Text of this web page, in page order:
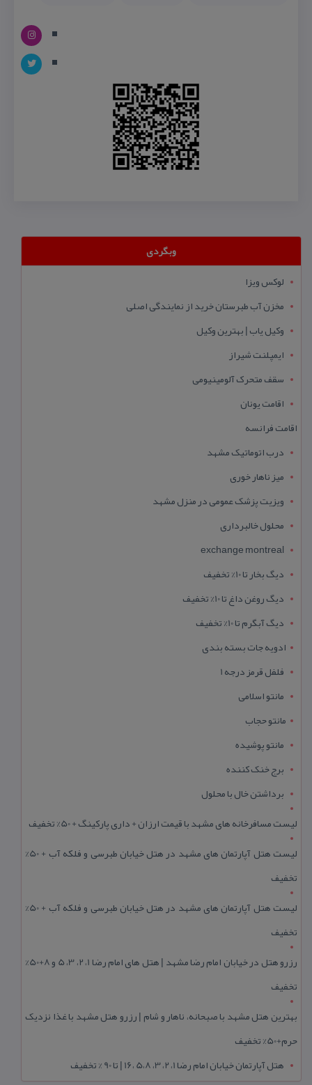
وبگردی
لوکس ویزا
مخزن آب طبرستان خرید از نمایندگی اصلی
وکیل یاب | بهترین وکیل
ایمپلنت شیراز
سقف متحرک آلومینیومی
اقامت یونان
اقامت فرانسه
درب اتوماتیک مشهد
میز ناهار خوری
ویزیت پزشک عمومی در منزل مشهد
محلول خالبرداری
exchange montreal
دیگ بخار تا 10% تخفیف
دیگ روغن داغ تا 10% تخفیف
دیگ آبگرم تا 10% تخفیف
ادویه جات بسته بندی
فلفل قرمز درجه 1
مانتو اسلامی
مانتو حجاب
مانتو پوشیده
برج خنک کننده
برداشتن خال با محلول
لیست مسافرخانه های مشهد با قیمت ارزان + داری پارکینگ + 50% تخفیف
لیست هتل آپارتمان های مشهد در هتل خیابان طبرسی و فلکه آب + 50%
تخفیف
لیست هتل آپارتمان های مشهد در هتل خیابان طبرسی و فلکه آب + 50%
تخفیف
رزرو هتل در خیابان امام رضا مشهد | هتل‌ های امام رضا 1، 2، 3، 5 و 8+50%
تخفیف
بهترین هتل مشهد با صبحانه، ناهار و شام | رزرو هتل مشهد با غذا نزدیک
حرم+50% تخفیف
هتل آپارتمان خیابان امام رضا 1، 2، 3، 5،8 ،16 | تا 90 % تخفیف